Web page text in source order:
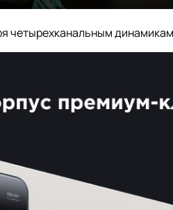
четырехканальным